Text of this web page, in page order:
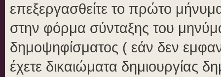
επεξεργασθείτε το πρώτο
στην φόρμα σύνταξης του
δημοψηφίσματος ( εάν δεν
έχετε δικαιώματα δημιουργίας